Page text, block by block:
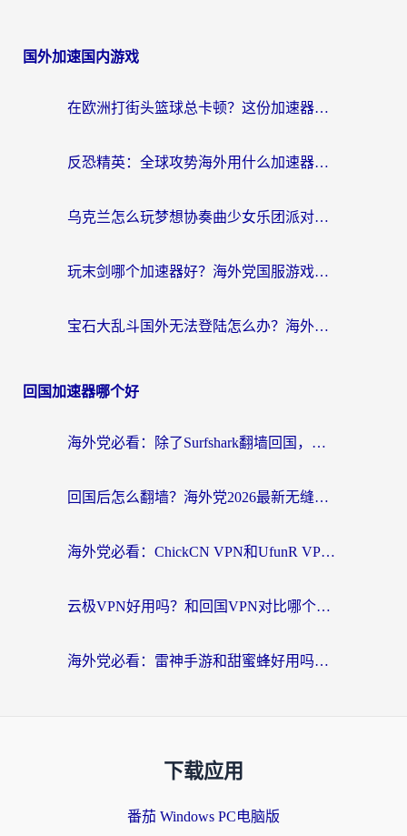
国外加速国内游戏
在欧洲打街头篮球总卡顿？这份加速器选择指南帮你解决延迟难题
反恐精英：全球攻势海外用什么加速器登录？海外党国服游戏畅玩指南
乌克兰怎么玩梦想协奏曲少女乐团派对？海外党国服游戏加速全攻略（附欧洲重生细胞荒野行动不卡技巧）
玩末剑哪个加速器好？海外党国服游戏畅玩终极指南（附3款热门游戏实测）
宝石大乱斗国外无法登陆怎么办？海外玩家专属加速指南（附穿越火线原野传说解决方案）
回国加速器哪个好
海外党必看：除了Surfshark翻墙回国，这些加速器选择技巧你真的懂吗？
回国后怎么翻墙？海外党2026最新无缝访问国内资源全攻略（附对比实测）
海外党必看：ChickCN VPN和UfunR VPN对比哪个回国效果更好？附实用选择指南
云极VPN好用吗？和回国VPN对比哪个回国效果更好？海外党亲测避坑指南
海外党必看：雷神手游和甜蜜蜂好用吗？3步选对回国加速器无缝刷国内资源
下载应用
番茄 Windows PC电脑版